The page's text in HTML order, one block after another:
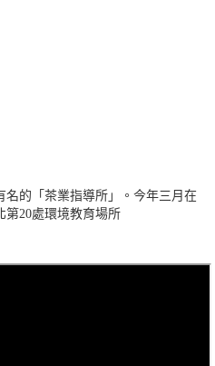
的「茶業指導所」。今年三月在
第20處環境教育場所